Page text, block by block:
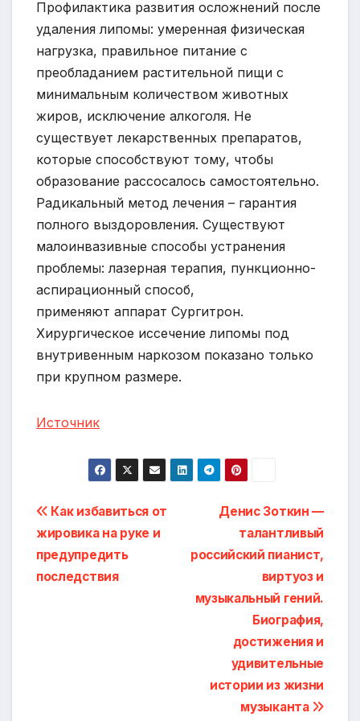
Профилактика развития осложнений после
удаления липомы: умеренная физическая
нагрузка, правильное питание с
преобладанием растительной пищи с
минимальным количеством животных
жиров, исключение алкоголя. Не
существует лекарственных препаратов,
которые способствуют тому, чтобы
образование рассосалось самостоятельно.
Радикальный метод лечения – гарантия
полного выздоровления. Существуют
малоинвазивные способы устранения
проблемы: лазерная терапия, пункционно-
аспирационный способ,
применяют аппарат Сургитрон.
Хирургическое иссечение липомы под
внутривенным наркозом показано только
при крупном размере.
Источник
Навигация
по
записям
Денис Зоткин —
талантливый
российский пианист,
виртуоз и
музыкальный гений.
Биография,
достижения и
удивительные
истории из жизни
музыканта
Как избавиться от
жировика на руке и
предупредить
последствия